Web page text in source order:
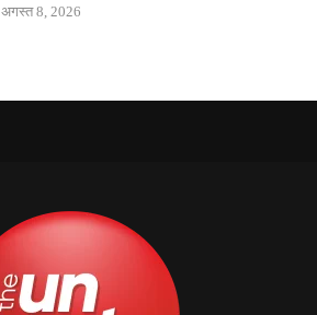
अगस्त 8, 2026